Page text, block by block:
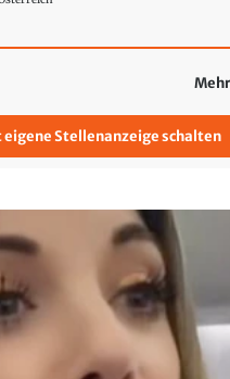
eigene Stellenanzeige schalten